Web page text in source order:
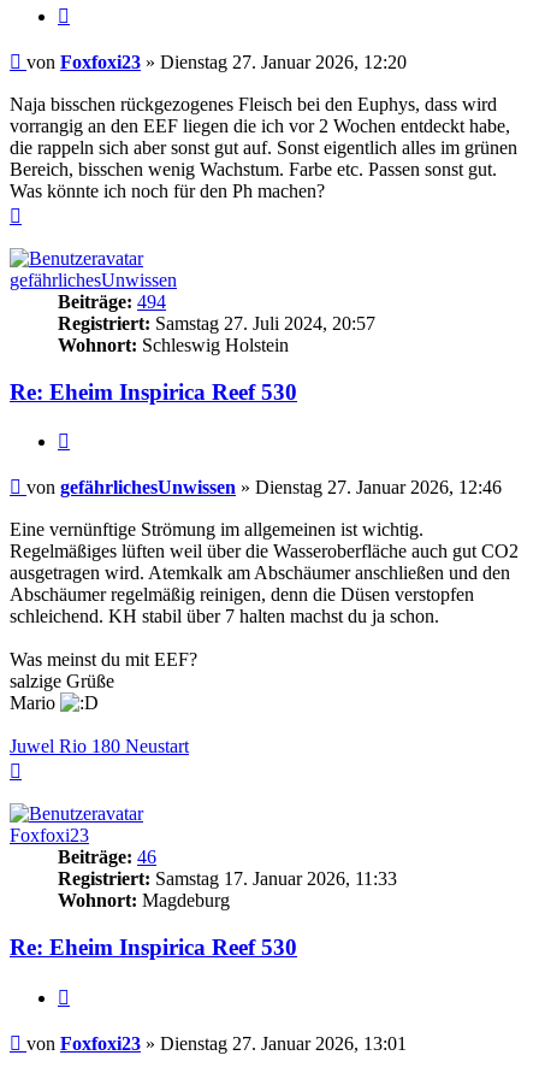
Beitrag
von Foxfoxi23 » Dienstag 27. Januar 2026, 12:20
Naja bisschen rückgezogenes Fleisch bei den Euphys, dass wird
vorrangig an den EEF liegen die ich vor 2 Wochen entdeckt habe,
die rappeln sich aber sonst gut auf. Sonst eigentlich alles im grünen
Bereich, bisschen wenig Wachstum. Farbe etc. Passen sonst gut.
Was könnte ich noch für den Ph machen?
gefährlichesUnwissen
Beiträge: 494
Registriert: Samstag 27. Juli 2024, 20:57
Wohnort: Schleswig Holstein
Re: Eheim Inspirica Reef 530
Beitrag
von gefährlichesUnwissen » Dienstag 27. Januar 2026, 12:46
Eine vernünftige Strömung im allgemeinen ist wichtig.
Regelmäßiges lüften weil über die Wasseroberfläche auch gut CO2
ausgetragen wird. Atemkalk am Abschäumer anschließen und den
Abschäumer regelmäßig reinigen, denn die Düsen verstopfen
schleichend. KH stabil über 7 halten machst du ja schon.
Was meinst du mit EEF?
salzige Grüße
Mario
Juwel Rio 180 Neustart
Foxfoxi23
Beiträge: 46
Registriert: Samstag 17. Januar 2026, 11:33
Wohnort: Magdeburg
Re: Eheim Inspirica Reef 530
Beitrag
von Foxfoxi23 » Dienstag 27. Januar 2026, 13:01